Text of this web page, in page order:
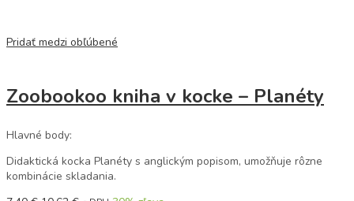
Pridať medzi obľúbené
Zoobookoo kniha v kocke – Planéty
Hlavné body:
Didaktická kocka Planéty s anglickým popisom, umožňuje rôzne
kombinácie skladania.